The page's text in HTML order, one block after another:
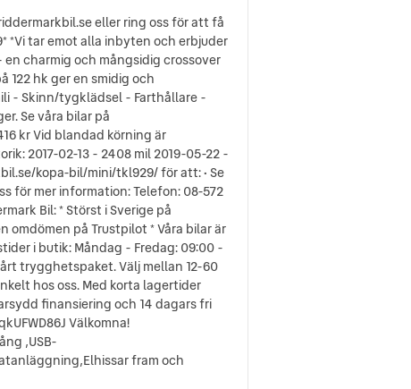
eller ring oss för att få
*Vi tar emot alla inbyten och erbjuder
en charmig och mångsidig crossover
122 hk ger en smidig och
- Skinn/tygklädsel - Farthållare -
Se våra bilar på
kr Vid blandad körning är
2017-02-13 - 2408 mil 2019-05-22 -
kopa-bil/mini/tkl929/ för att: • Se
för mer information: Telefon: 08-572
Bil: * Störst i Sverige på
omdömen på Trustpilot * Våra bilar är
i butik: Måndag - Fredag: 09:00 -
vårt trygghetspaket. Välj mellan 12-60
hos oss. Med korta lagertider
finansiering och 14 dagars fri
Välkomna!
,USB-
fram och